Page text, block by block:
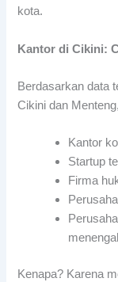
kota.
Kantor di Cikini:
Berdasarkan data
Cikini dan
Kantor
Startup
Firma
Kenapa? Karena